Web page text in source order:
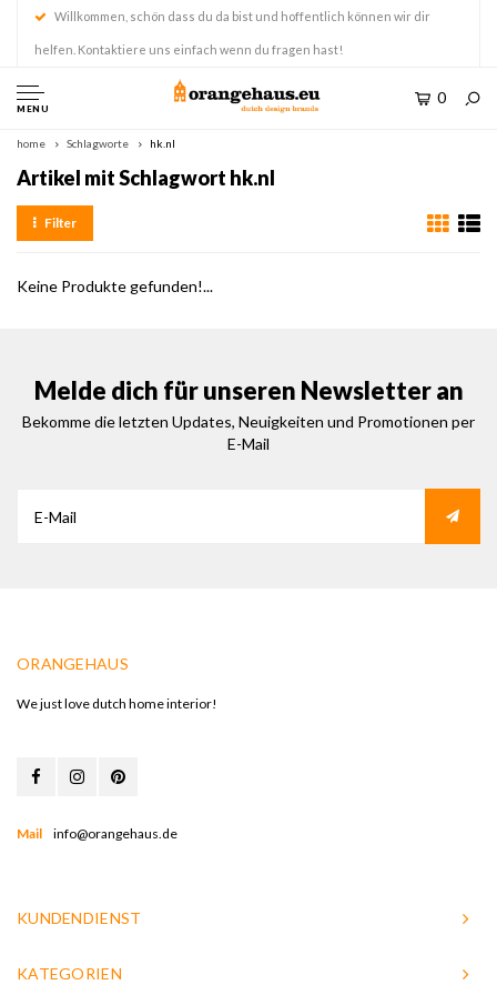
Willkommen, schön dass du da bist und hoffentlich können wir dir
helfen. Kontaktiere uns einfach wenn du fragen hast!
MENU
0
home Schlagworte hk.nl
Artikel mit Schlagwort hk.nl
Filter
Keine Produkte gefunden!...
Melde dich für unseren Newsletter an
Bekomme die letzten Updates, Neuigkeiten und Promotionen per
E-Mail
ORANGEHAUS
We just love dutch home interior!
Mail info@orangehaus.de
KUNDENDIENST
KATEGORIEN